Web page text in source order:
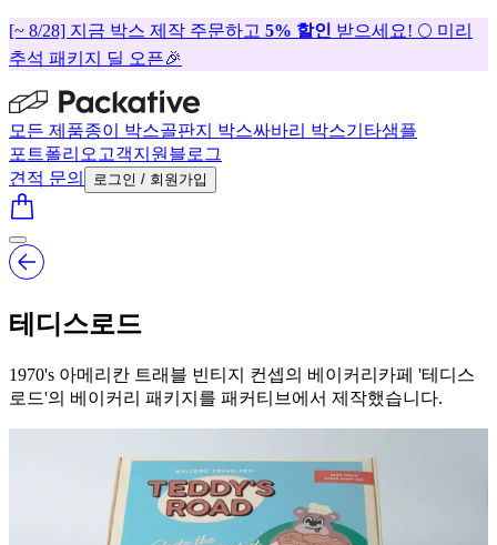
[~ 8/28] 지금 박스 제작 주문하고 5% 할인 받으세요! 🌕 미리
추석 패키지 딜 오픈🎉
모든 제품종이 박스골판지 박스싸바리 박스기타샘플
포트폴리오 고객지원 블로그
견적 문의
로그인 / 회원가입
테디스로드
1970's 아메리칸 트래블 빈티지 컨셉의 베이커리카페 '테디스
로드'의 베이커리 패키지를 패커티브에서 제작했습니다.